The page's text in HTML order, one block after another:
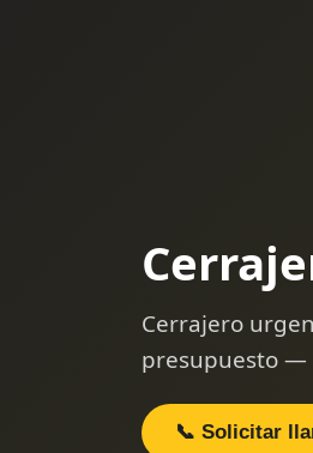
Cerrajero
presupuesto —
📞 Solicitar